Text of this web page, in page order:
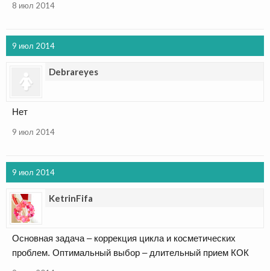
8 июл 2014
9 июл 2014
Debrareyes
Нет
9 июл 2014
9 июл 2014
KetrinFifa
Основная задача – коррекция цикла и косметических
проблем. Оптимальный выбор – длительный прием КОК